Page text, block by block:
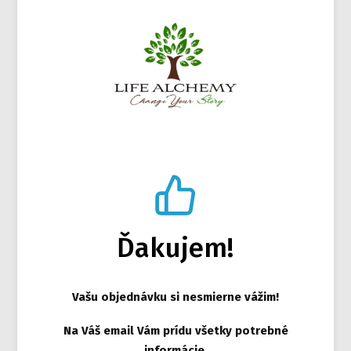
Ďakujem!
Vašu objednávku si nesmierne vážim!
Na Váš email Vám prídu všetky potrebné